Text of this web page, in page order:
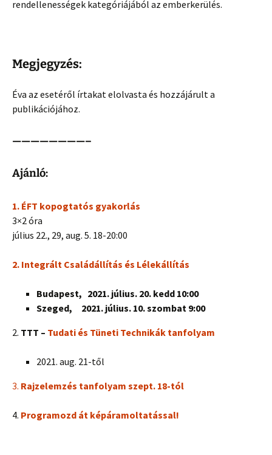
rendellenességek kategóriájából az emberkerülés.
Megjegyzés:
Éva az esetéről írtakat elolvasta és hozzájárult a
publikációjához.
————————–
Ajánló:
1. ÉFT kopogtatós gyakorlás
3×2 óra
július 22., 29, aug. 5. 18-20:00
2. Integrált Családállítás és Lélekállítás
Budapest, 2021. július. 20. kedd 10:00
Szeged, 2021. július. 10. szombat 9:00
2. TTT – Tudati és Tüneti Technikák tanfolyam
2021. aug. 21-től
3. Rajzelemzés tanfolyam szept. 18-tól
4. Programozd át képáramoltatással!